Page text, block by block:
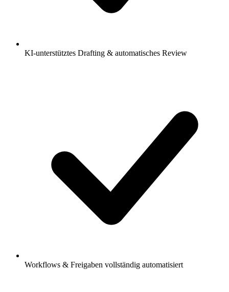
KI-unterstütztes Drafting & automatisches Review
Workflows & Freigaben vollständig automatisiert